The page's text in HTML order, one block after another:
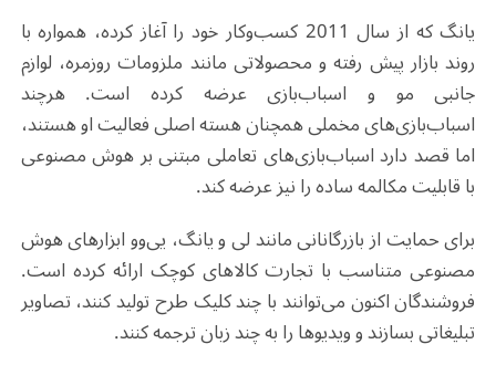
یانگ که از سال 2011 کسب‌وکار خود را آغاز کرده، همواره با
روند بازار پیش رفته و محصولاتی مانند ملزومات روزمره، لوازم
جانبی مو و اسباب‌بازی عرضه کرده است. هرچند
اسباب‌بازی‌های مخملی همچنان هسته اصلی فعالیت او هستند،
اما قصد دارد اسباب‌بازی‌های تعاملی مبتنی بر هوش مصنوعی
با قابلیت مکالمه ساده را نیز عرضه کند.
برای حمایت از بازرگانانی مانند لی و یانگ، یی‌وو ابزارهای هوش
مصنوعی متناسب با تجارت کالاهای کوچک ارائه کرده است.
فروشندگان اکنون می‌توانند با چند کلیک طرح تولید کنند، تصاویر
تبلیغاتی بسازند و ویدیوها را به چند زبان ترجمه کنند.